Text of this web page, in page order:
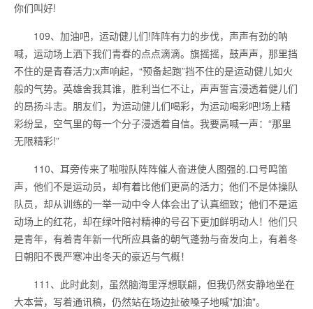
你们叫好!
109、加油吧，运动健儿们!阵阵有力的步伐，声声有劲的呐
喊，运动场上洒下我们青春的点点滴滴。旗摇摇，鼓声声，那里挡
不住的是青春活力;x声响起，“预备起跑”挡不住的是运动健儿如火
般的气势。英雄舍我其谁，胜利当仁不让，声声誓言浸透着健儿们
的昂扬斗志。朋友们，为运动健儿们喝彩，为运动喝彩吧!场上精
彩纷呈，空气里的每一个分子浸透着自信。我要高喊一声：“那里
无限精彩!”
110、耳旁传来了啦啦队阵阵催人奋进使人图强的.口号鸣笛
声，他们不是运动员，却有着比他们更高的活力；他们不是体操队
队员，却从训练的一举一动中令人体会出了认真细致；他们不是运
动场上的红花，却在绿叶陪衬精神的号召下更加鲜明动人！他们只
是青年，有着青年新一代所应具备的朝气蓬勃与奋发向上，有着冬
日朝阳不畏严寒冲出冬天的豪迈与气概！
111、此时此刻，虽然脑海里浮想联翩，但我仍然安静地坐在
大本营，写着通讯稿，仍然站在场边扯破嗓子地喊"加油"。